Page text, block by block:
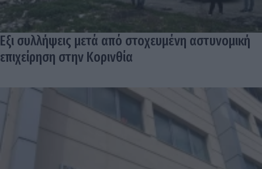
Εξι συλλήψεις μετά από στοχευμένη αστυνομική
επιχείρηση στην Κορινθία